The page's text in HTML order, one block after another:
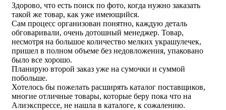
Здорово, что есть поиск по фото, когда нужно заказать
такой же товар, как уже имеющийся.
Сам процесс организован понятно, каждую деталь
обговаривали, очень дотошный менеджер. Товар,
несмотря на большое количество мелких украшулечек,
пришел в полном объеме без недовложения, упаковано
было все хорошо.
Планирую второй заказ уже на сумочки и суммой
побольше.
Хотелось бы пожелать расширять каталог поставщиков,
многие отличные товары, которые беру пока что на
Алиэкспрессе, не нашла в каталоге, к сожалению.